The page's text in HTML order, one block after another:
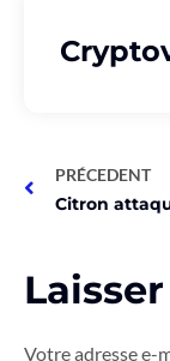
PRÉCEDENT
Votre adresse e-